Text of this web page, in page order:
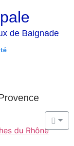
de Baignade
du Rhône